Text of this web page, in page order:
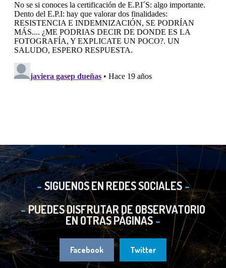
SIGUENOS EN REDES SOCIALES
PUEDES DISFRUTAR DE OBSERVATORIO
EN OTRAS PÁGINAS
Facebook Twitter